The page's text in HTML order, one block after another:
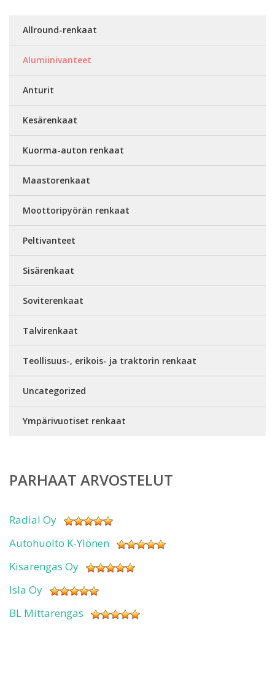
Allround-renkaat
Alumiinivanteet
Anturit
Kesärenkaat
Kuorma-auton renkaat
Maastorenkaat
Moottoripyörän renkaat
Peltivanteet
Sisärenkaat
Soviterenkaat
Talvirenkaat
Teollisuus-, erikois- ja traktorin renkaat
Uncategorized
Ympärivuotiset renkaat
PARHAAT ARVOSTELUT
Radial Oy
Autohuolto K-Ylönen
Kisarengas Oy
Isla Oy
BL Mittarengas